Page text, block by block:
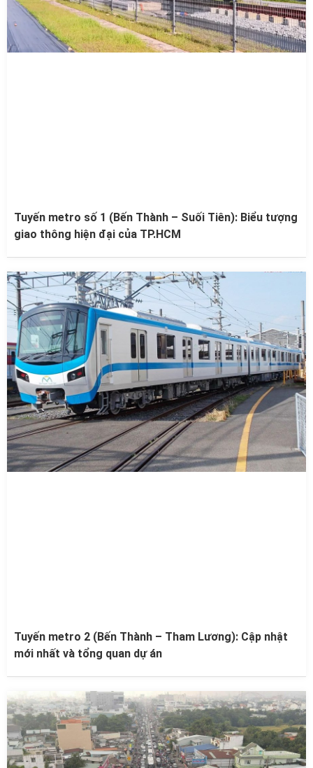
Tuyến metro số 1 (Bến Thành – Suối Tiên): Biểu tượng
giao thông hiện đại của TP.HCM
Tuyến metro 2 (Bến Thành – Tham Lương): Cập nhật
mới nhất và tổng quan dự án